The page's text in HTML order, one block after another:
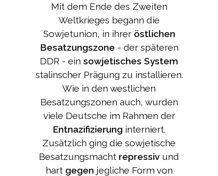
Mit dem Ende des Zweiten
Weltkrieges begann die
Sowjetunion, in ihrer östlichen
Besatzungszone- der späteren
DDR - ein sowjetisches System
stalinscher Prägung zu installieren.
Wie in den westlichen
Besatzungszonen auch, wurden
viele Deutsche im Rahmen der
Entnazifizierung interniert.
Zusätzlich ging die sowjetische
Besatzungsmacht repressiv und
hart gegen jegliche Form von